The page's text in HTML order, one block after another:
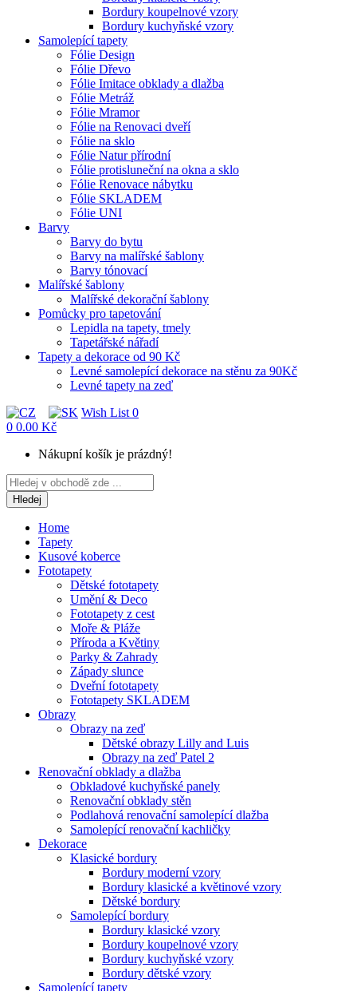
Bordury koupelnové vzory
Bordury kuchyňské vzory
Samolepící tapety
Fólie Design
Fólie Dřevo
Fólie Imitace obklady a dlažba
Fólie Metráž
Fólie Mramor
Fólie na Renovaci dveří
Fólie na sklo
Fólie Natur přírodní
Fólie protisluneční na okna a sklo
Fólie Renovace nábytku
Fólie SKLADEM
Fólie UNI
Barvy
Barvy do bytu
Barvy na malířské šablony
Barvy tónovací
Malířské šablony
Malířské dekorační šablony
Pomůcky pro tapetování
Lepidla na tapety, tmely
Tapetářské nářadí
Tapety a dekorace od 90 Kč
Levné samolepící dekorace na stěnu za 90Kč
Levné tapety na zeď
Wish List 0
0 0.00 Kč
Nákupní košík je prázdný!
Hledej
Home
Tapety
Kusové koberce
Fototapety
Dětské fototapety
Umění & Deco
Fototapety z cest
Moře & Pláže
Příroda a Květiny
Parky & Zahrady
Západy slunce
Dveřní fototapety
Fototapety SKLADEM
Obrazy
Obrazy na zeď
Dětské obrazy Lilly and Luis
Obrazy na zeď Patel 2
Renovační obklady a dlažba
Obkladové kuchyňské panely
Renovační obklady stěn
Podlahová renovační samolepící dlažba
Samolepící renovační kachličky
Dekorace
Klasické bordury
Bordury moderní vzory
Bordury klasické a květinové vzory
Dětské bordury
Samolepící bordury
Bordury klasické vzory
Bordury koupelnové vzory
Bordury kuchyňské vzory
Bordury dětské vzory
Samolepící tapety